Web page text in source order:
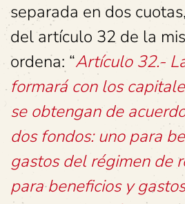
separada en dos
del artículo 32 de la
ordena: “Artículo 32.-
formará con los
se obtengan de
dos fondos: uno para
gastos del régimen de
para beneficios y